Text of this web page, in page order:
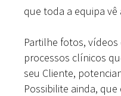
que toda a equipa vê
Partilhe fotos,
processos clínicos
seu Cliente,
Possibilite ainda,